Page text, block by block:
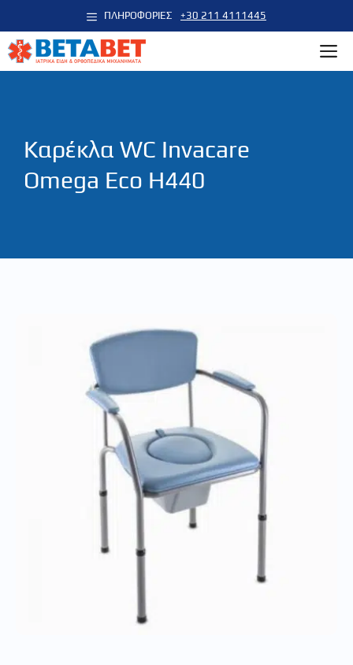
σε
περιεχόμενο
+30 211 4111445
ΠΛΗΡΟΦΟΡΙΕΣ
Καρέκλα WC Invacare
Omega Eco H440